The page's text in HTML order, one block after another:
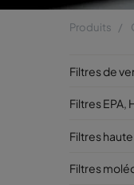
Produits
Filtres de
Filtres EPA,
Filtres
Filtres